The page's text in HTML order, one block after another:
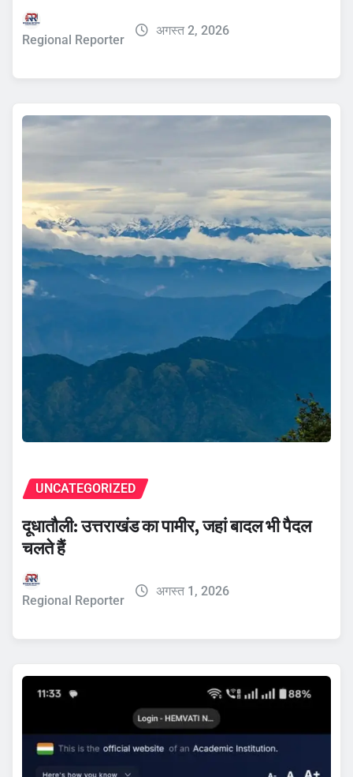
Regional Reporter
अगस्त 2, 2026
UNCATEGORIZED
दूधातौली: उत्तराखंड का पामीर, जहां बादल भी पैदल
चलते हैं
Regional Reporter
अगस्त 1, 2026